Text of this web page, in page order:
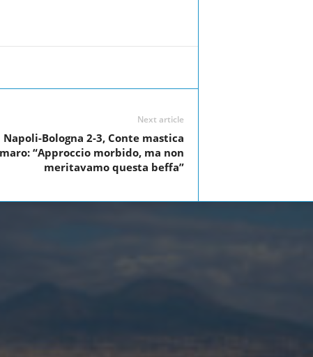
Next article
Napoli-Bologna 2-3, Conte mastica
“Approccio morbido, ma non
meritavamo questa beffa”